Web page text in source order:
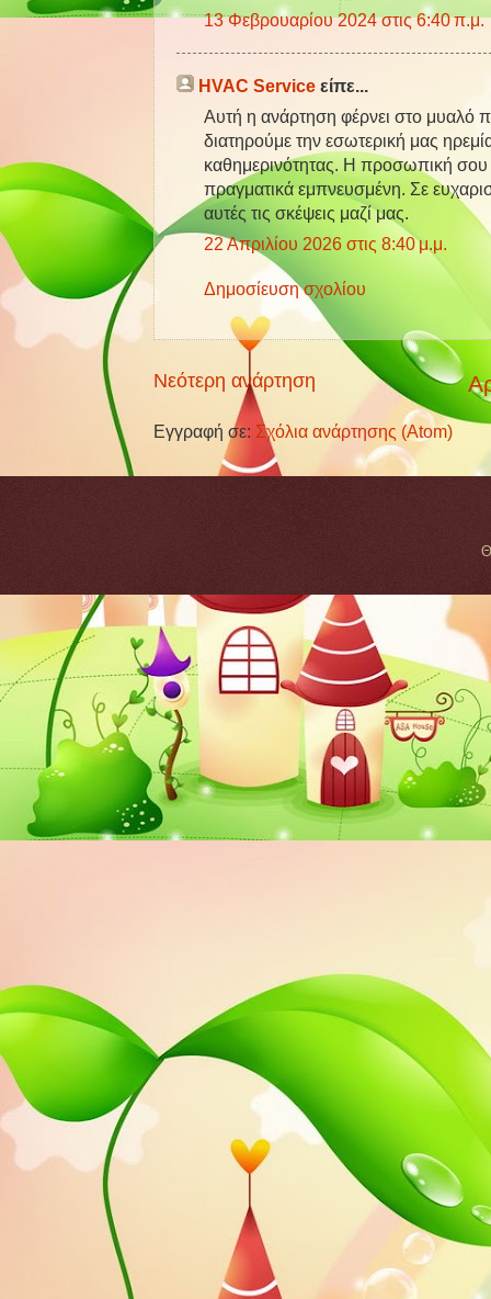
13 Φεβρουαρίου 2024 στις 6:40 π.μ.
HVAC Service είπε...
Αυτή η ανάρτηση φέρνει στο μυαλό
διατηρούμε την εσωτερική μας
καθημερινότητας. Η προσωπική σου
πραγματικά εμπνευσμένη. Σε
αυτές τις σκέψεις μαζί μας.
22 Απριλίου 2026 στις 8:40 μ.μ.
Δημοσίευση σχολίου
Νεότερη ανάρτηση
Εγγραφή σε: Σχόλια ανάρτησης (Atom)